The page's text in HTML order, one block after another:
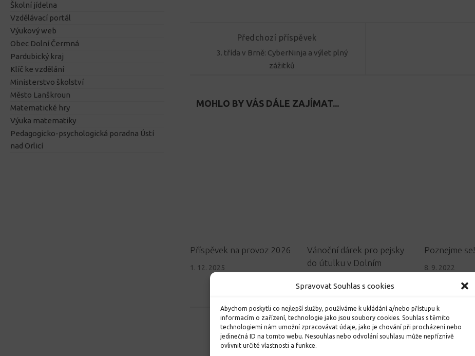
Spravovat Souhlas s cookies
Abychom poskytli co nejlepší služby, používáme k ukládání a/nebo přístupu k
informacím o zařízení, technologie jako jsou soubory cookies. Souhlas s těmito
technologiemi nám umožní zpracovávat údaje, jako je chování při procházení nebo
jedinečná ID na tomto webu. Nesouhlas nebo odvolání souhlasu může nepříznivě
ovlivnit určité vlastnosti a funkce.
Předchozí příspěvek
3. třída v Brně: CyberNinja a výlet plný
zážitků
MOHLO BY VÁS DÁLE ZAJÍMAT...
Příspěvek na provoz 2026
1. 12. 2025
Vánoční dárek pro pejsky
do útulku v Dolním
Třešňovci
Poznejme se!
8. 9. 2022
Školní jídelna
Vzdělávací portál
Výukový web
Obec Dolní Čermná
Pardubický kraj
Klíč ke vzdělání
Ministerstvo školství
Město Lanškroun
Matematické hry
Výuka matematiky
Pedagogicko-psychologická poradna Ústí
nad Orlicí